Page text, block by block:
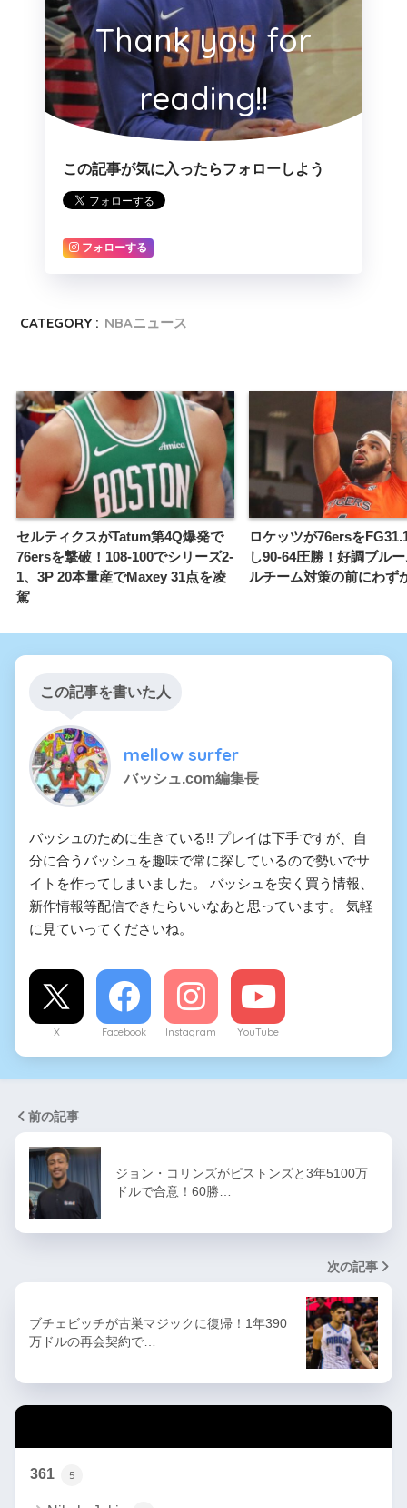
Thank you for
reading!!
この記事が気に入ったらフォローしよう
フォローする
CATEGORY : NBAニュース
セルティクスがTatum第4Q爆発で
76ersを撃破！108-100でシリーズ2-
1、3P 20本量産でMaxey 31点を凌
駕
ロケッツが76ersを
し90-64圧勝！好調ブル
ルチーム対策の前にわず
この記事を書いた人
mellow surfer
バッシュ.com編集長
バッシュのために生きている!! プレイは下手ですが、自
分に合うバッシュを趣味で常に探しているので勢いでサ
イトを作ってしまいました。 バッシュを安く買う情報、
新作情報等配信できたらいいなあと思っています。 気軽
に見ていってくださいね。
X Facebook Instagram YouTube
前の記事
ジョン・コリンズがピストンズと3年5100万
ドルで合意！60勝…
次の記事
ブチェビッチが古巣マジックに復帰！1年390
万ドルの再会契約で…
361 5